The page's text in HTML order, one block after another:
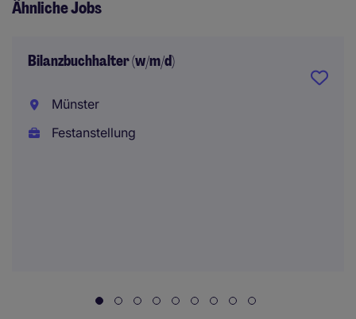
Ähnliche Jobs
Bilanzbuchhalter (w/m/d)
Münster
Festanstellung